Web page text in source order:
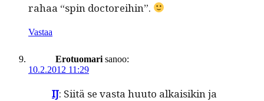
rahaa “spin doctoreihin”.
Vastaa
Erotuomari sanoo:
10.2.2012 11:29
IJ: Siitä se vas­ta huu­to alka­isikin ja